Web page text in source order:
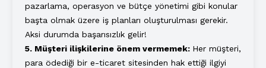
pazarlama, operasyon ve bütçe yönetimi gibi konular
başta olmak üzere iş planları oluşturulması gerekir.
Aksi durumda başarısızlık gelir!
5. Müşteri ilişkilerine önem vermemek: Her müşteri,
para ödediği bir e-ticaret sitesinden hak ettiği ilgiyi